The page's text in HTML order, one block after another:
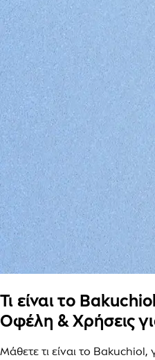
Τι είναι το
Οφέλη & Χρήσεις
Μάθετε τι είναι το Bakuchiol,